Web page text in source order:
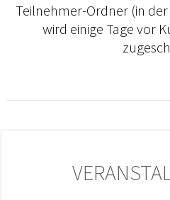
Teilnehmer-Ordner (in
wird einige Tage vor